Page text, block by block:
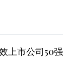
上市公司50强